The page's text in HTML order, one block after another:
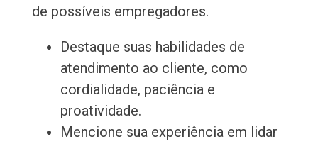
de possíveis empregadores.
Destaque suas habilidades de
atendimento ao cliente, como
cordialidade, paciência e
proatividade.
Mencione sua experiência em lidar